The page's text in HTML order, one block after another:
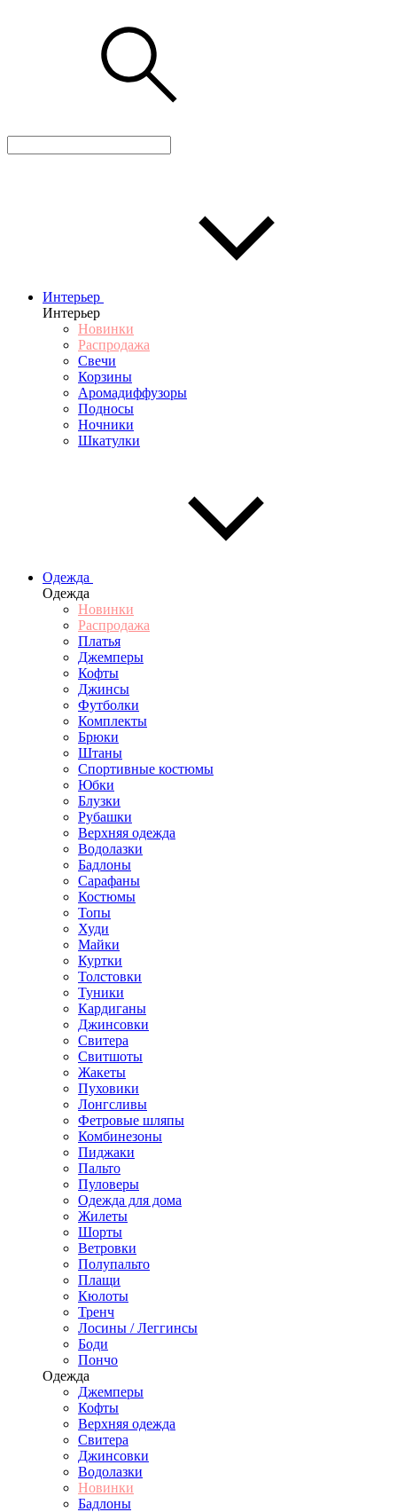
Интерьер
Интерьер
Новинки
Распродажа
Свечи
Корзины
Аромадиффузоры
Подносы
Ночники
Шкатулки
Одежда
Одежда
Новинки
Распродажа
Платья
Джемперы
Кофты
Джинсы
Футболки
Комплекты
Брюки
Штаны
Спортивные костюмы
Юбки
Блузки
Рубашки
Верхняя одежда
Водолазки
Бадлоны
Сарафаны
Костюмы
Топы
Худи
Майки
Куртки
Толстовки
Туники
Кардиганы
Джинсовки
Свитера
Свитшоты
Жакеты
Пуховики
Лонгсливы
Фетровые шляпы
Комбинезоны
Пиджаки
Пальто
Пуловеры
Одежда для дома
Жилеты
Шорты
Ветровки
Полупальто
Плащи
Кюлоты
Тренч
Лосины / Леггинсы
Боди
Пончо
Одежда
Джемперы
Кофты
Верхняя одежда
Свитера
Джинсовки
Водолазки
Новинки
Бадлоны